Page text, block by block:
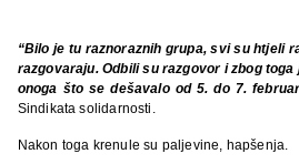
“Bilo je tu raznoraznih grupa, svi su htjeli
razgovaraju. Odbili su razgovor i zbog
onoga što se dešavalo od 5. do 7.
Sindikata solidarnosti.
Nakon toga krenule su paljevine, hapšenja.